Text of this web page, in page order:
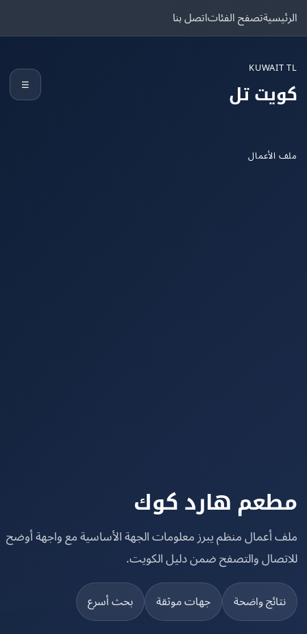
تصفح الفئاتاتصل بنا
تل
هارد كوك
منظم يبرز معلومات الجهة الأساسية مع واجهة أوضح
والتصفح ضمن دليل الكويت.
واضحة جهات موثقة بحث أسرع